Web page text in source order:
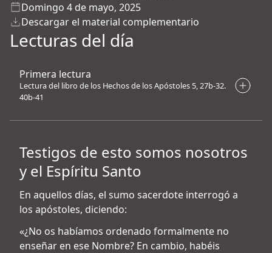
Domingo 4 de mayo, 2025
Descargar el material complementario
Lecturas del día
Primera lectura
Lectura del libro de los Hechos de los Apóstoles 5, 27b-32.
40b-41
Testigos de esto somos nosotros
y el Espíritu Santo
En aquellos días, el sumo sacerdote interrogó a
los apóstoles, diciendo:
«¿No os habíamos ordenado formalmente no
enseñar en ese Nombre? En cambio, habéis